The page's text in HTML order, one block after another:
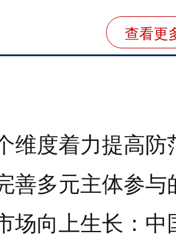
查看更
着力提高防范应对自然灾害
元主体参与的生物多样性保
上生长：中国解锁消费升级新